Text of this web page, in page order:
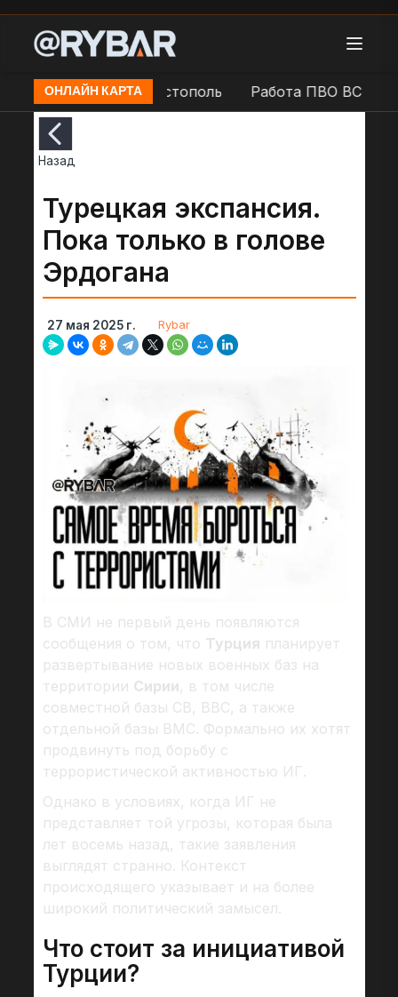
ОНЛАЙН КАРТА
в н.п. Севастополь Работа ПВО ВС РФ в
Назад
Турецкая экспансия.
Пока только в голове
Эрдогана
27 мая 2025 г. Rybar
В СМИ не первый день появляются
сообщения о том, что Турция планирует
развертывание новых военных баз на
территории Сирии, в том числе
совместной базы СВ, ВВС, а также
отдельной базы ВМС. Формально их хотят
продвинуть под борьбу с
террористической активностью ИГ.
Однако в условиях, когда ИГ не
представляет той угрозы, которая была
лет восемь назад, такие заявления
выглядят странно. Контекст
происходящего указывает и на более
широкий политический замысел.
Что стоит за инициативой
Турции?